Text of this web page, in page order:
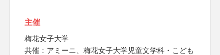
主催
梅花女子大学
共催：アミーニ、梅花女子大学児童文学科・こども